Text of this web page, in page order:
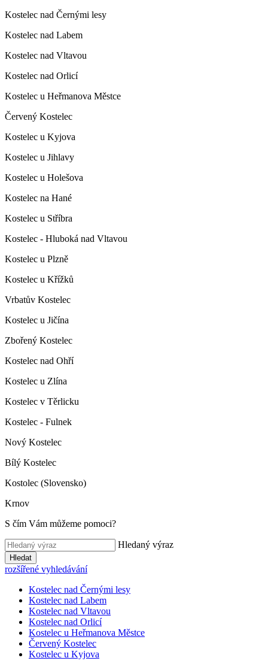
Kostelec nad Černými lesy
Kostelec nad Labem
Kostelec nad Vltavou
Kostelec nad Orlicí
Kostelec u Heřmanova Městce
Červený Kostelec
Kostelec u Kyjova
Kostelec u Jihlavy
Kostelec u Holešova
Kostelec na Hané
Kostelec u Stříbra
Kostelec - Hluboká nad Vltavou
Kostelec u Plzně
Kostelec u Křížků
Vrbatův Kostelec
Kostelec u Jičína
Zbořený Kostelec
Kostelec nad Ohří
Kostelec u Zlína
Kostelec v Těrlicku
Kostelec - Fulnek
Nový Kostelec
Bílý Kostelec
Kostolec (Slovensko)
Krnov
S čím Vám můžeme pomoci?
Hledaný výraz
Hledat
rozšířené vyhledávání
Kostelec nad Černými lesy
Kostelec nad Labem
Kostelec nad Vltavou
Kostelec nad Orlicí
Kostelec u Heřmanova Městce
Červený Kostelec
Kostelec u Kyjova